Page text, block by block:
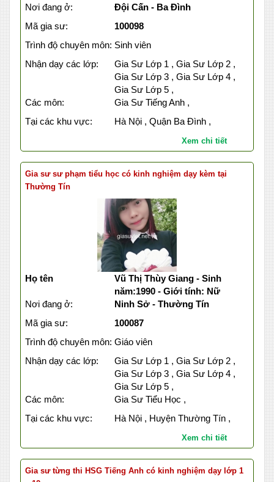
Nơi đang ở:
Đội Cấn - Ba Đình
Mã gia sư:
100098
Trình độ chuyên môn: Sinh viên
Nhận dạy các lớp:
Gia Sư Lớp 1 , Gia Sư Lớp 2 ,
Gia Sư Lớp 3 , Gia Sư Lớp 4 ,
Gia Sư Lớp 5 ,
Các môn:
Gia Sư Tiếng Anh ,
Tại các khu vực:
Hà Nội , Quận Ba Đình ,
Xem chi tiết
Gia sư sư phạm tiểu học có kinh nghiệm dạy kèm tại
Thường Tín
Họ tên
Vũ Thị Thùy Giang - Sinh
năm:1990 - Giới tính: Nữ
Nơi đang ở:
Ninh Sở - Thường Tín
Mã gia sư:
100087
Trình độ chuyên môn: Giáo viên
Nhận dạy các lớp:
Gia Sư Lớp 1 , Gia Sư Lớp 2 ,
Gia Sư Lớp 3 , Gia Sư Lớp 4 ,
Gia Sư Lớp 5 ,
Các môn:
Gia Sư Tiểu Học ,
Tại các khu vực:
Hà Nội , Huyện Thường Tín ,
Xem chi tiết
Gia sư từng thi HSG Tiếng Anh có kinh nghiệm dạy lớp 1